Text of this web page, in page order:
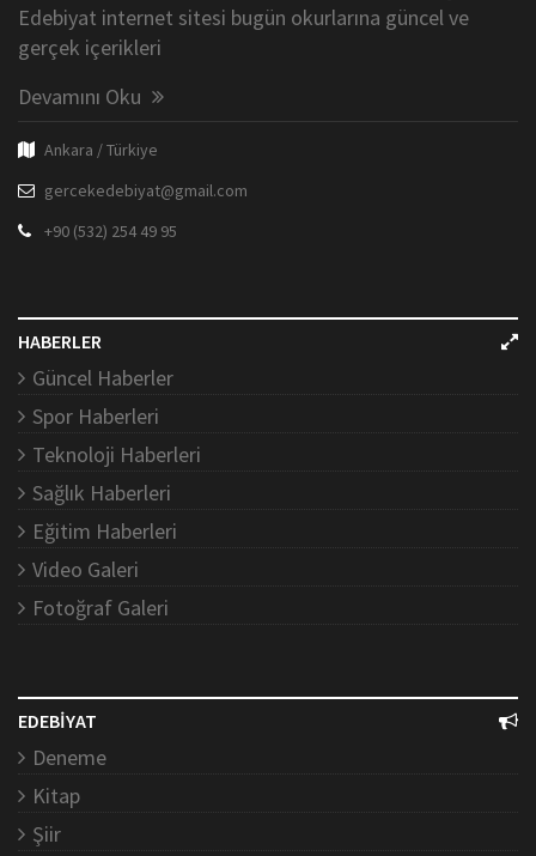
Edebiyat internet sitesi bugün okurlarına güncel ve
gerçek içerikleri
Devamını Oku
Ankara / Türkiye
gercekedebiyat@gmail.com
+90 (532) 254 49 95
HABERLER
Güncel Haberler
Spor Haberleri
Teknoloji Haberleri
Sağlık Haberleri
Eğitim Haberleri
Video Galeri
Fotoğraf Galeri
EDEBİYAT
Deneme
Kitap
Şiir